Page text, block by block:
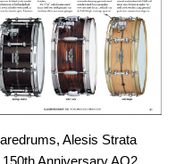
Alesis Strata